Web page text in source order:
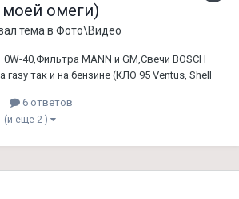
моей омеги)
тема в Фото\Видео
40,Фильтра MANN и GM,Свечи BOSCH
газу так и на бензине (КЛО 95 Ventus, Shell
6 ответов
(и ещё 2 )